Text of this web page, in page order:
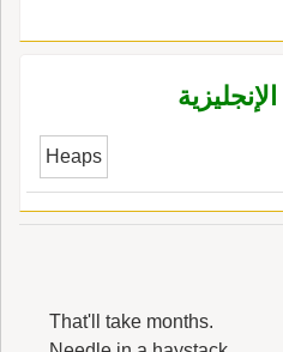
Heaps
That'll take months.